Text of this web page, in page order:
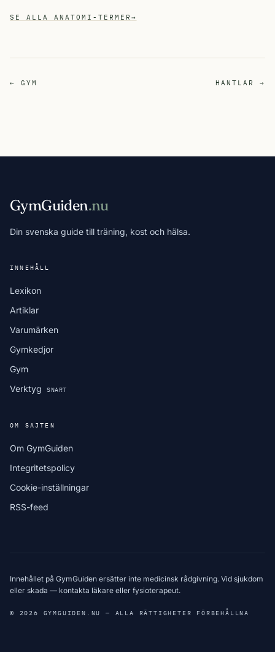
SE ALLA ANATOMI-TERMER →
← GYM HANTLAR →
GymGuiden.nu
Din svenska guide till träning, kost och hälsa.
INNEHÅLL
Lexikon
Artiklar
Varumärken
Gymkedjor
Gym
Verktyg
SNART
OM SAJTEN
Om GymGuiden
Integritetspolicy
Cookie-inställningar
RSS-feed
Innehållet på GymGuiden ersätter inte medicinsk rådgivning. Vid sjukdom
eller skada — kontakta läkare eller fysioterapeut.
© 2026 GYMGUIDEN.NU — ALLA RÄTTIGHETER FÖRBEHÅLLNA